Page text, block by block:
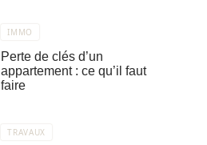
IMMO
Perte de clés d’un
appartement : ce qu’il faut
faire
TRAVAUX